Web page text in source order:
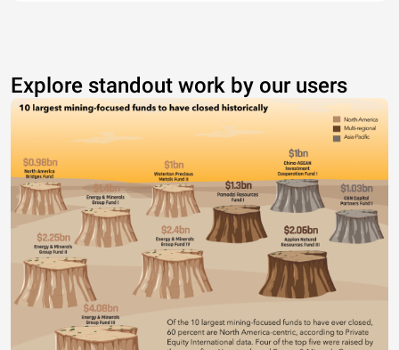
Explore standout work by our users